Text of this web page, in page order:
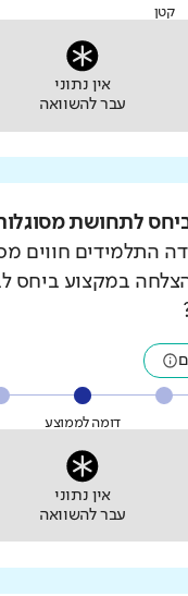
קטן
אין נתוני
עבר להשוואה
לתחושת
התלמידים חווים
במקצוע ביחס
דומה לממוצע
אין נתוני
עבר להשוואה